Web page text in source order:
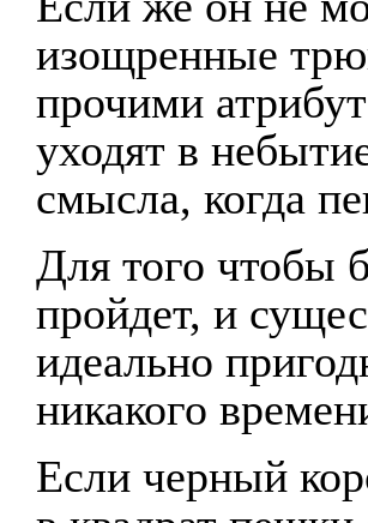
изощренные
прочими
уходят в
смысла, когда
Для того чтобы
пройдет, и
идеально
никакого
Если черный